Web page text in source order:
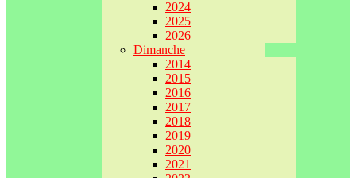
2024
2025
2026
Dimanche
2014
2015
2016
2017
2018
2019
2020
2021